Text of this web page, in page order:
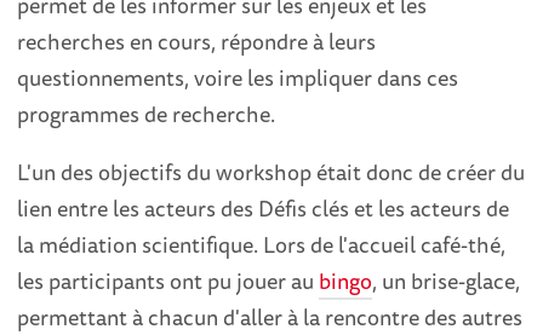
recherches en cours, répondre à leurs
questionnements, voire les impliquer dans ces
programmes de recherche.
L'un des objectifs du workshop était donc de créer du
lien entre les acteurs des Défis clés et les acteurs de
la médiation scientifique. Lors de l'accueil café-thé,
les participants ont pu jouer au bingo, un brise-glace,
permettant à chacun d'aller à la rencontre des autres